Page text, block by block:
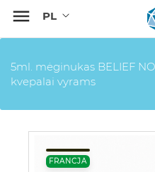

5ml. mėginukas BELIEF
kvepalai vyrams
FRANCJA